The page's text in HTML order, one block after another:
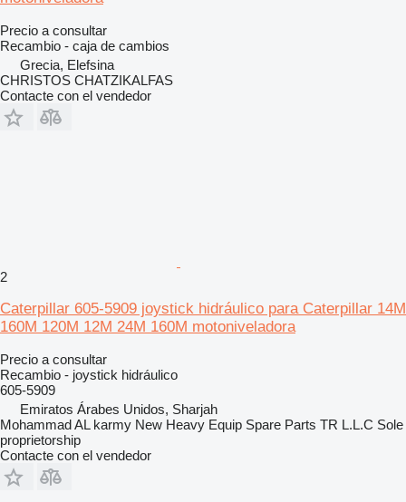
Precio a consultar
Recambio - caja de cambios
Grecia, Elefsina
CHRISTOS CHATZIKALFAS
Contacte con el vendedor
2
Caterpillar 605-5909 joystick hidráulico para Caterpillar 14M
160M 120M 12M 24M 160M motoniveladora
Precio a consultar
Recambio - joystick hidráulico
605-5909
Emiratos Árabes Unidos, Sharjah
Mohammad AL karmy New Heavy Equip Spare Parts TR L.L.C Sole
proprietorship
Contacte con el vendedor